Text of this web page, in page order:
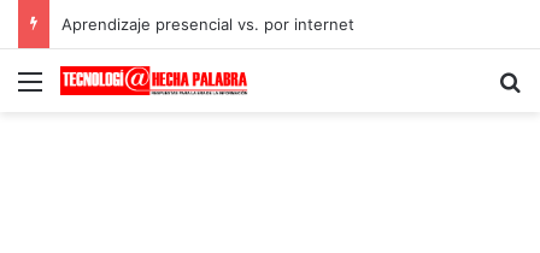
Aprendizaje presencial vs. por internet
Menú